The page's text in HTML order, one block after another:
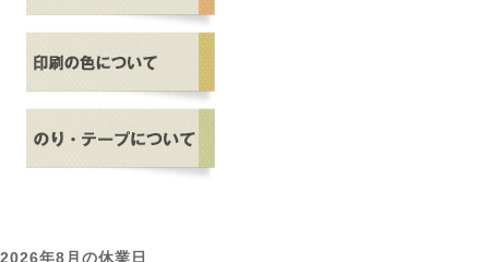
2026年8月の休業日